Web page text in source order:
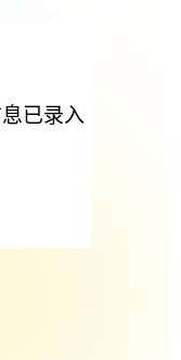
已录入